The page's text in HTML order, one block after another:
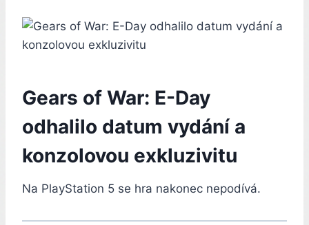
Gears of War: E-Day
odhalilo datum vydání a
konzolovou exkluzivitu
Na PlayStation 5 se hra nakonec nepodívá.